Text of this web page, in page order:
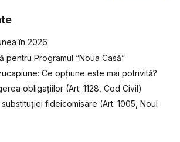
în 2026
pentru Programul “Noua Casă”
Ce opțiune este mai potrivită?
obligațiilor (Art. 1128, Cod Civil)
fideicomisare (Art. 1005, Noul